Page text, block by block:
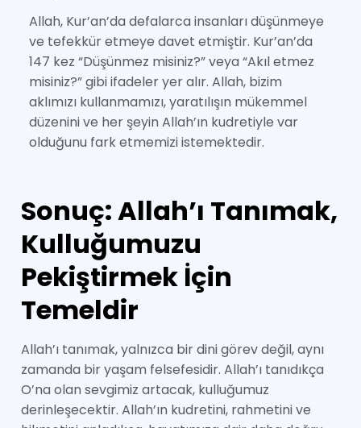
Allah, Kur’an’da defalarca insanları düşünmeye
ve tefekkür etmeye davet etmiştir. Kur’an’da
147 kez “Düşünmez misiniz?” veya “Akıl etmez
misiniz?” gibi ifadeler yer alır. Allah, bizim
aklımızı kullanmamızı, yaratılışın mükemmel
düzenini ve her şeyin Allah’ın kudretiyle var
olduğunu fark etmemizi istemektedir.
Sonuç: Allah’ı Tanımak,
Kulluğumuzu
Pekiştirmek İçin
Temeldir
Allah’ı tanımak, yalnızca bir dini görev değil, aynı
zamanda bir yaşam felsefesidir. Allah’ı tanıdıkça
O’na olan sevgimiz artacak, kulluğumuz
derinleşecektir. Allah’ın kudretini, rahmetini ve